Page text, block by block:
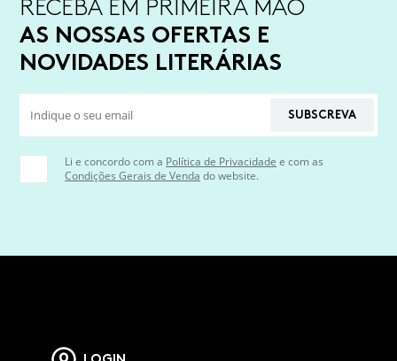
RECEBA EM PRIMEIRA MÃO
AS NOSSAS OFERTAS E
NOVIDADES LITERÁRIAS
SUBSCREVA
Li e concordo com a Política de Privacidade e com as
Condições Gerais de Venda do website.